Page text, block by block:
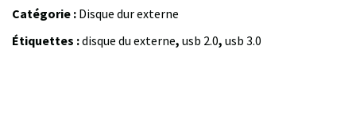
4
Catégorie : Disque dur externe
Étiquettes :disque du externe, usb 2.0, usb 3.0